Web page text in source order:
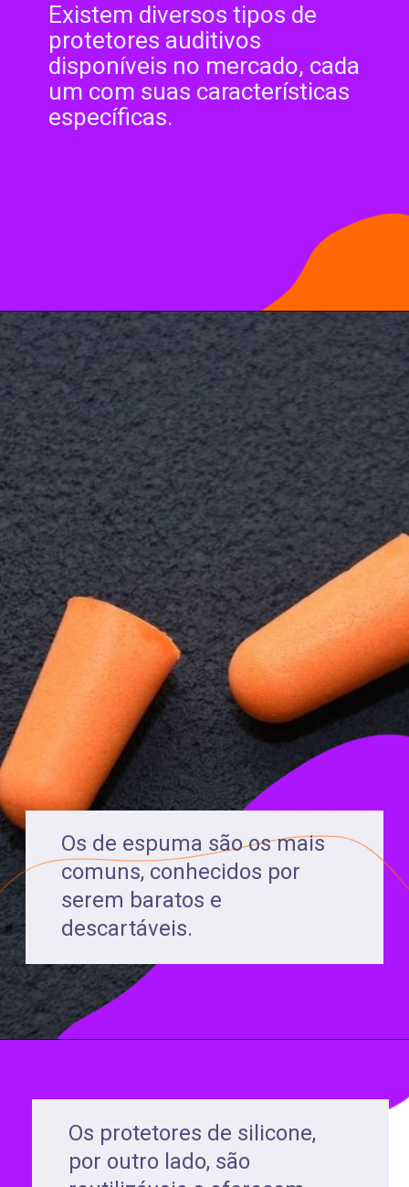
Existem diversos tipos de
protetores auditivos
disponíveis no mercado, cada
um com suas características
específicas.
Os de espuma são os mais
comuns, conhecidos por
serem baratos e
descartáveis.
Os protetores de silicone,
por outro lado, são